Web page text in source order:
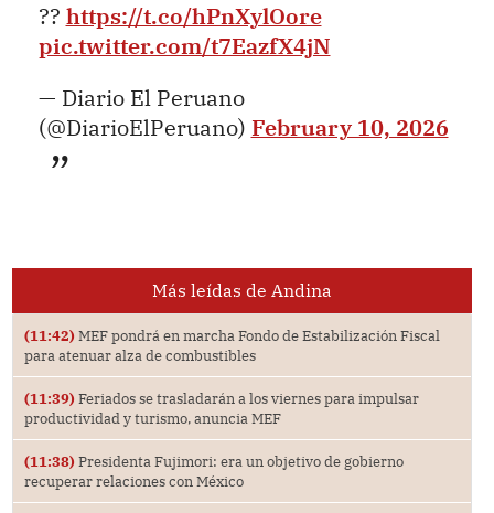
?? https://t.co/hPnXylOore
pic.twitter.com/t7EazfX4jN
— Diario El Peruano
(@DiarioElPeruano) February 10, 2026
Más leídas de Andina
(11:42) MEF pondrá en marcha Fondo de Estabilización Fiscal
para atenuar alza de combustibles
(11:39) Feriados se trasladarán a los viernes para impulsar
productividad y turismo, anuncia MEF
(11:38) Presidenta Fujimori: era un objetivo de gobierno
recuperar relaciones con México